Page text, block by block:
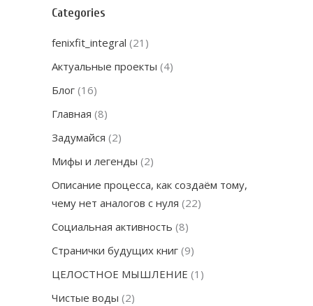
Categories
fenixfit_integral (21)
Актуальные проекты (4)
Блог (16)
Главная (8)
Задумайся (2)
Мифы и легенды (2)
Описание процесса, как создаём тому,
чему нет аналогов с нуля (22)
Социальная активность (8)
Странички будущих книг (9)
ЦЕЛОСТНОЕ МЫШЛЕНИЕ (1)
Чистые воды (2)